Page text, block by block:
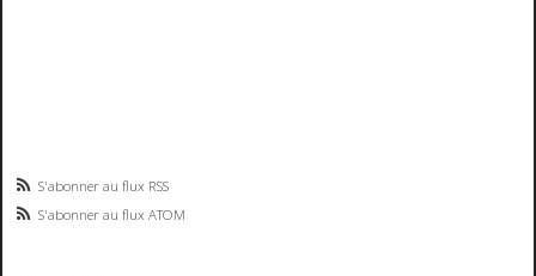
S'abonner au flux RSS
S'abonner au flux ATOM